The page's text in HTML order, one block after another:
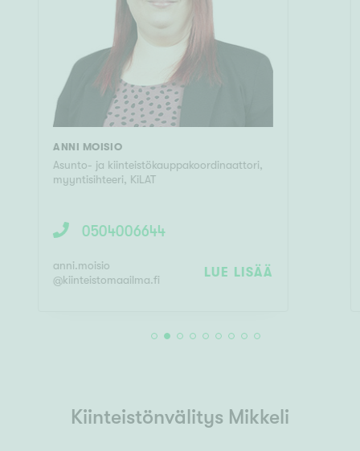
ANNI MOISIO
Asunto- ja kiinteistökauppakoordinaattori,
myyntisihteeri, KiLAT
0504006644
anni.moisio
@kiinteistomaailma.fi LUE LISÄÄ
Kiinteistönvälitys Mikkeli